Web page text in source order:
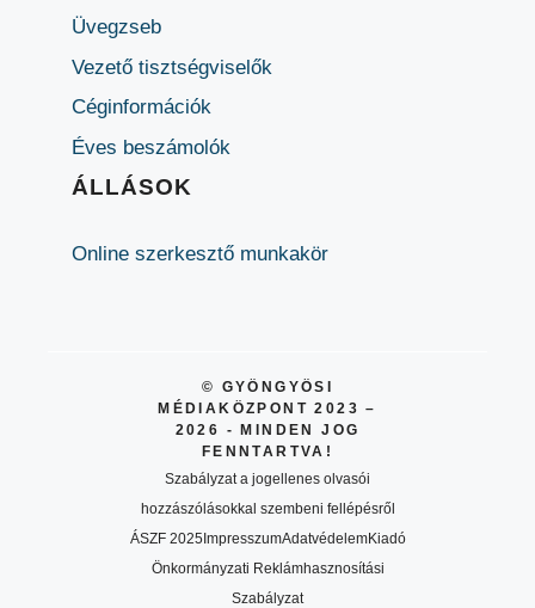
Üvegzseb
Vezető tisztségviselők
Céginformációk
Éves beszámolók
ÁLLÁSOK
Online szerkesztő munkakör
© GYÖNGYÖSI
MÉDIAKÖZPONT 2023 –
2026 - MINDEN JOG
FENNTARTVA!
Szabályzat a jogellenes olvasói
hozzászólásokkal szembeni fellépésről
ÁSZF 2025ImpresszumAdatvédelemKiadó
Önkormányzati Reklámhasznosítási
Szabályzat